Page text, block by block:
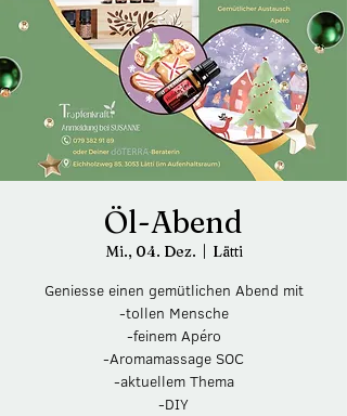
Öl-Abend
Mi., 04. Dez.
  |
Lätti
Geniesse einen gemütlichen Abend mit
-tollen Mensche
-feinem Apéro
-Aromamassage SOC
-aktuellem Thema
-DIY